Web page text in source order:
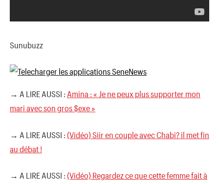
Sunubuzz
→ A LIRE AUSSI : Amina : « Je ne peux plus supporter mon
mari avec son gros $exe »
→ A LIRE AUSSI : (Vidéo) Siir en couple avec Chabi? il met fin
au débat !
→ A LIRE AUSSI : (Vidéo) Regardez ce que cette femme fait à